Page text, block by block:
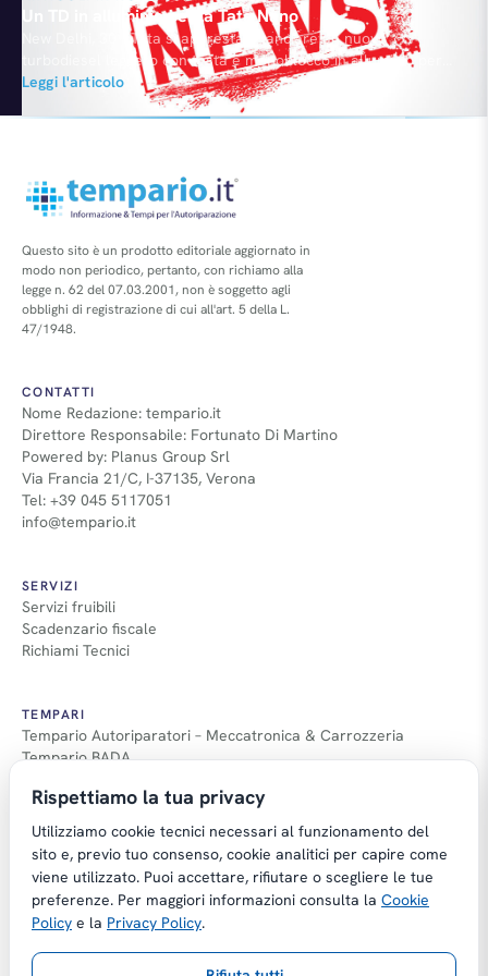
Un TD in alluminio per la Tata Nano
New Delhi, 30 - Tata si appresta a lanciare un nuovo
turbodiesel leggero con testa e monoblocco in alluminio per
proseguire nell’impegno di sviluppare motori dai consumi
ridotti. È un progetto indipendente rispetto alla joint venture
con Fiat. Alimentato con impianto common rail, il nuovo
Leggi l'articolo
Questo sito è un prodotto editoriale aggiornato in
modo non periodico, pertanto, con richiamo alla
legge n. 62 del 07.03.2001, non è soggetto agli
obblighi di registrazione di cui all'art. 5 della L.
47/1948.
CONTATTI
Nome Redazione: tempario.it
Direttore Responsabile: Fortunato Di Martino
Powered by: Planus Group Srl
Via Francia 21/C, I-37135, Verona
Tel: +39 045 5117051
info@tempario.it
SERVIZI
Servizi fruibili
Scadenzario fiscale
Richiami Tecnici
TEMPARI
Tempario Autoriparatori – Meccatronica & Carrozzeria
Tempario BADA
Guida Applicazione Tempi
Copyright © Tempario.it | Powered by
Planus Group Srl - P.I. IT03584100238
Rispettiamo la tua privacy
Utilizziamo cookie tecnici necessari al funzionamento del
sito e, previo tuo consenso, cookie analitici per capire come
viene utilizzato. Puoi accettare, rifiutare o scegliere le tue
preferenze. Per maggiori informazioni consulta la Cookie
Policy e la Privacy Policy.